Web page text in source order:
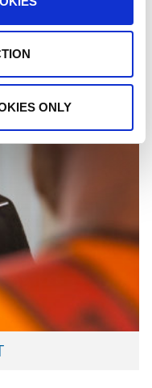
ONLY